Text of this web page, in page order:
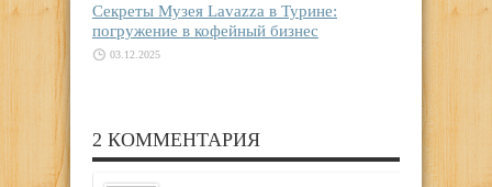
Секреты Музея Lavazza в Турине:
погружение в кофейный бизнес
03.12.2025
2 КОММЕНТАРИЯ